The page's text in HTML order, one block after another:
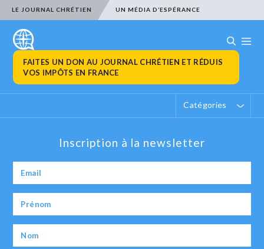
LE JOURNAL CHRÉTIEN UN MÉDIA D’ESPÉRANCE
FAITES UN DON AU JOURNAL CHRÉTIEN ET RÉDUIS
VOS IMPÔTS EN FRANCE
Catégories
Inscription à la newsletter